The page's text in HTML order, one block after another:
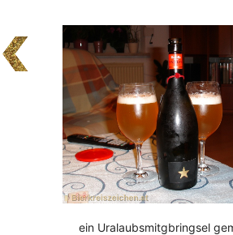
ein Uralaubsmitgbringsel